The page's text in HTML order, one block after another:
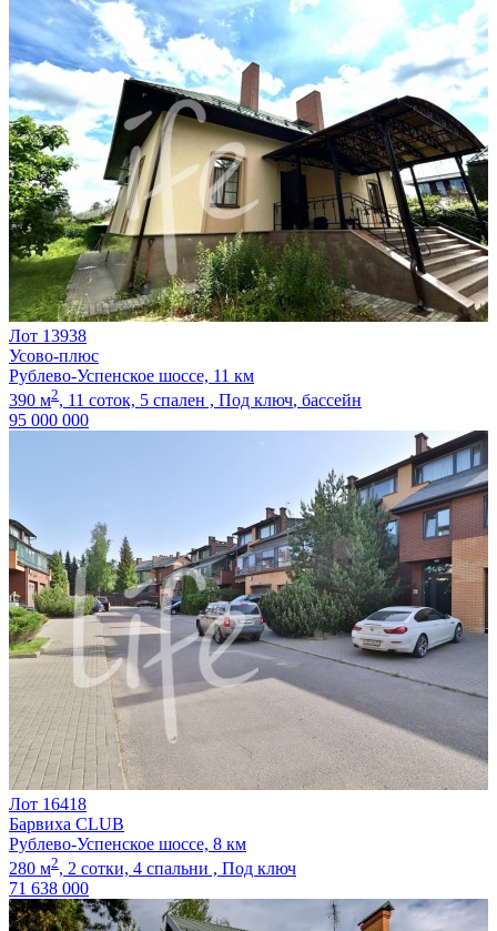
Лот 13938
Усово-плюс
Рублево-Успенское шоссе, 11 км
390 м2, 11 соток, 5 спален , Под ключ, бассейн
95 000 000
Лот 16418
Барвиха CLUB
Рублево-Успенское шоссе, 8 км
280 м2, 2 сотки, 4 спальни , Под ключ
71 638 000